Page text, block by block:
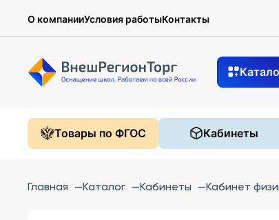
О компанииУсловия работыКонтакты
Товары по ФГОС Кабинеты
Главная —Каталог —Кабинеты —Кабинет